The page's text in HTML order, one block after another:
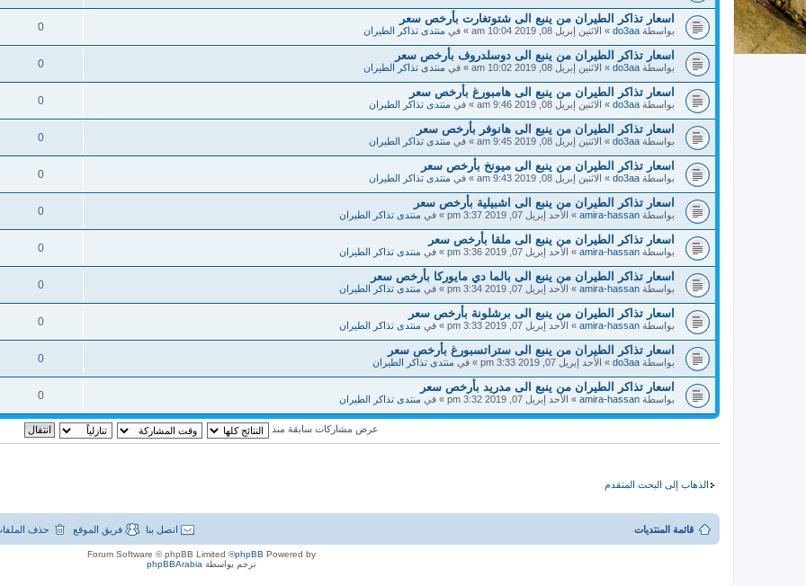
اسعار تذاكر الطيران من ينبع الى شتوتغارت بأرخص سعر
بواسطة do3aa » الاثنين إبريل 08, 2019 10:04 am » في منتدى تذاكر الطيران 0
اسعار تذاكر الطيران من ينبع الى دوسلدروف بأرخص سعر
بواسطة do3aa » الاثنين إبريل 08, 2019 10:02 am » في منتدى تذاكر الطيران 0
اسعار تذاكر الطيران من ينبع الى هامبورغ بأرخص سعر
بواسطة do3aa » الاثنين إبريل 08, 2019 9:46 am » في منتدى تذاكر الطيران 0
اسعار تذاكر الطيران من ينبع الى هانوفر بأرخص سعر
بواسطة do3aa » الاثنين إبريل 08, 2019 9:45 am » في منتدى تذاكر الطيران 0
اسعار تذاكر الطيران من ينبع الى ميونخ بأرخص سعر
بواسطة do3aa » الاثنين إبريل 08, 2019 9:43 am » في منتدى تذاكر الطيران 0
اسعار تذاكر الطيران من ينبع الى اشبيلية بأرخص سعر
بواسطة amira-hassan » الأحد إبريل 07, 2019 3:37 pm » في منتدى تذاكر الطيران 0
اسعار تذاكر الطيران من ينبع الى ملقا بأرخص سعر
بواسطة amira-hassan » الأحد إبريل 07, 2019 3:36 pm » في منتدى تذاكر الطيران 0
اسعار تذاكر الطيران من ينبع الى بالما دي مايوركا بأرخص سعر
بواسطة amira-hassan » الأحد إبريل 07, 2019 3:34 pm » في منتدى تذاكر الطيران 0
اسعار تذاكر الطيران من ينبع الى برشلونة بأرخص سعر
بواسطة amira-hassan » الأحد إبريل 07, 2019 3:33 pm » في منتدى تذاكر الطيران 0
اسعار تذاكر الطيران من ينبع الى ستراتسبورغ بأرخص سعر
بواسطة do3aa » الأحد إبريل 07, 2019 3:33 pm » في منتدى تذاكر الطيران 0
اسعار تذاكر الطيران من ينبع الى مدريد بأرخص سعر
بواسطة amira-hassan » الأحد إبريل 07, 2019 3:32 pm » في منتدى تذاكر الطيران 0
عرض مشاركات سابقة منذ
الذهاب إلى البحث المتقدم
قائمة المنتديات حذف فريق الموقع اتصل بنا
Powered by
phpBB
® Forum Software © phpBB Limited
ترجم بواسطة phpBBArabia